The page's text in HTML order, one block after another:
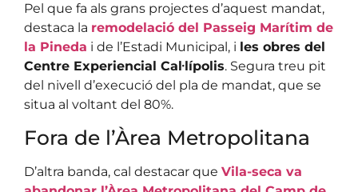
Pel que fa als grans projectes d’aquest mandat,
destaca la remodelació del Passeig Marítim de
la Pineda i de l’Estadi Municipal, i les obres del
Centre Experiencial Cal·lípolis. Segura treu pit
del nivell d’execució del pla de mandat, que se
situa al voltant del 80%.
Fora de l’Àrea Metropolitana
D’altra banda, cal destacar que Vila-seca va